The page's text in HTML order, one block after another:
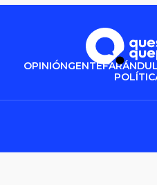
OPINIÓNGENTE